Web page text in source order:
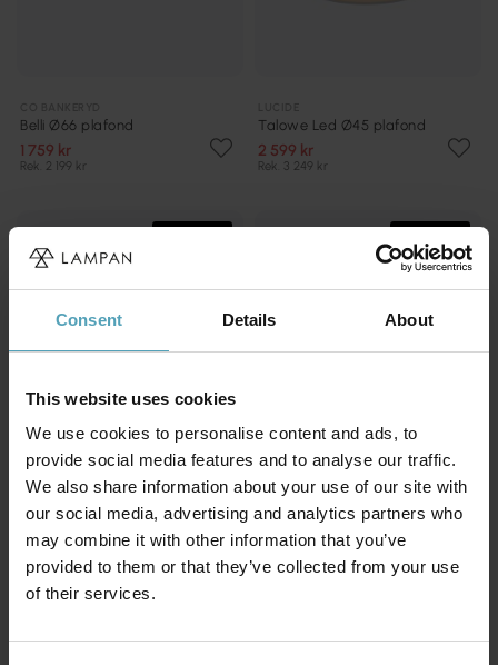
Consent Details About
This website uses cookies
We use cookies to personalise content and ads, to
provide social media features and to analyse our traffic.
We also share information about your use of our site with
our social media, advertising and analytics partners who
may combine it with other information that you’ve
provided to them or that they’ve collected from your use
of their services.
Belli Ø66 plafond
1 759 kr
Rek. 2 199 kr
Talowe Led Ø45 plafond
2 599 kr
Rek. 3 249 kr
LUCIDE
Estreja Ø40 plafond
1 671 kr
Rek. 2 089 kr
LUCIDE
Unar Ø80 plafond